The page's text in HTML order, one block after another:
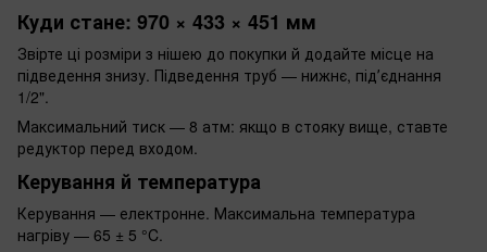
Куди стане: 970 × 433 × 451 мм
Звірте ці розміри з нішею до покупки й додайте місце на
підведення знизу. Підведення труб — нижнє, підʼєднання
1/2".
Максимальний тиск — 8 атм: якщо в стояку вище, ставте
редуктор перед входом.
Керування й температура
Керування — електронне. Максимальна температура
нагріву — 65 ± 5 °C.